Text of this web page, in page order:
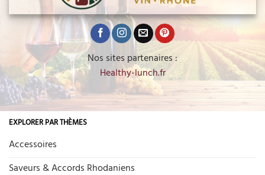
Nos sites partenaires :
Healthy-lunch.fr
EXPLORER PAR THÈMES
Accessoires
Saveurs & Accords Rhodaniens